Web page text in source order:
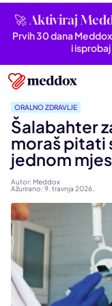
🚀 Aktiviraj
Prvih 30 dana
i
ORALNO ZDRAVLJE
Šalabahter
moraš pitati
jednom
Autor: Meddox
Ažurirano: 9. travnja 2026.